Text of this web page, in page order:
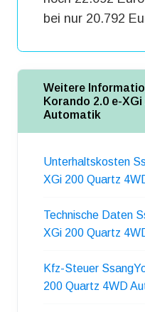
bei nur 20.792
Weitere
Korando 2.0 e-
Automatik
Unterhaltskosten
XGi 200 Quartz
Technische Daten
XGi 200 Quartz
Kfz-Steuer
200 Quartz 4WD